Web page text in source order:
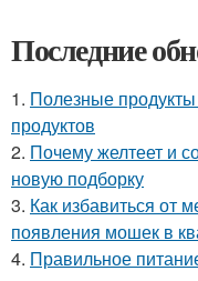
Последние
1. Полезные
продуктов
2. Почему желтеет и
новую подборку
3. Как избавиться от
появления мошек в
4. Правильное